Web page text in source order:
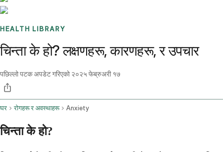
HEALTH LIBRARY
चिन्ता के हो? लक्षणहरू, कारणहरू, र उपचार
पछिल्लो पटक अपडेट गरिएको २०२५ फेब्रुअरी १७
घर रोगहरू र अवस्थाहरू Anxiety
चिन्ता के हो?